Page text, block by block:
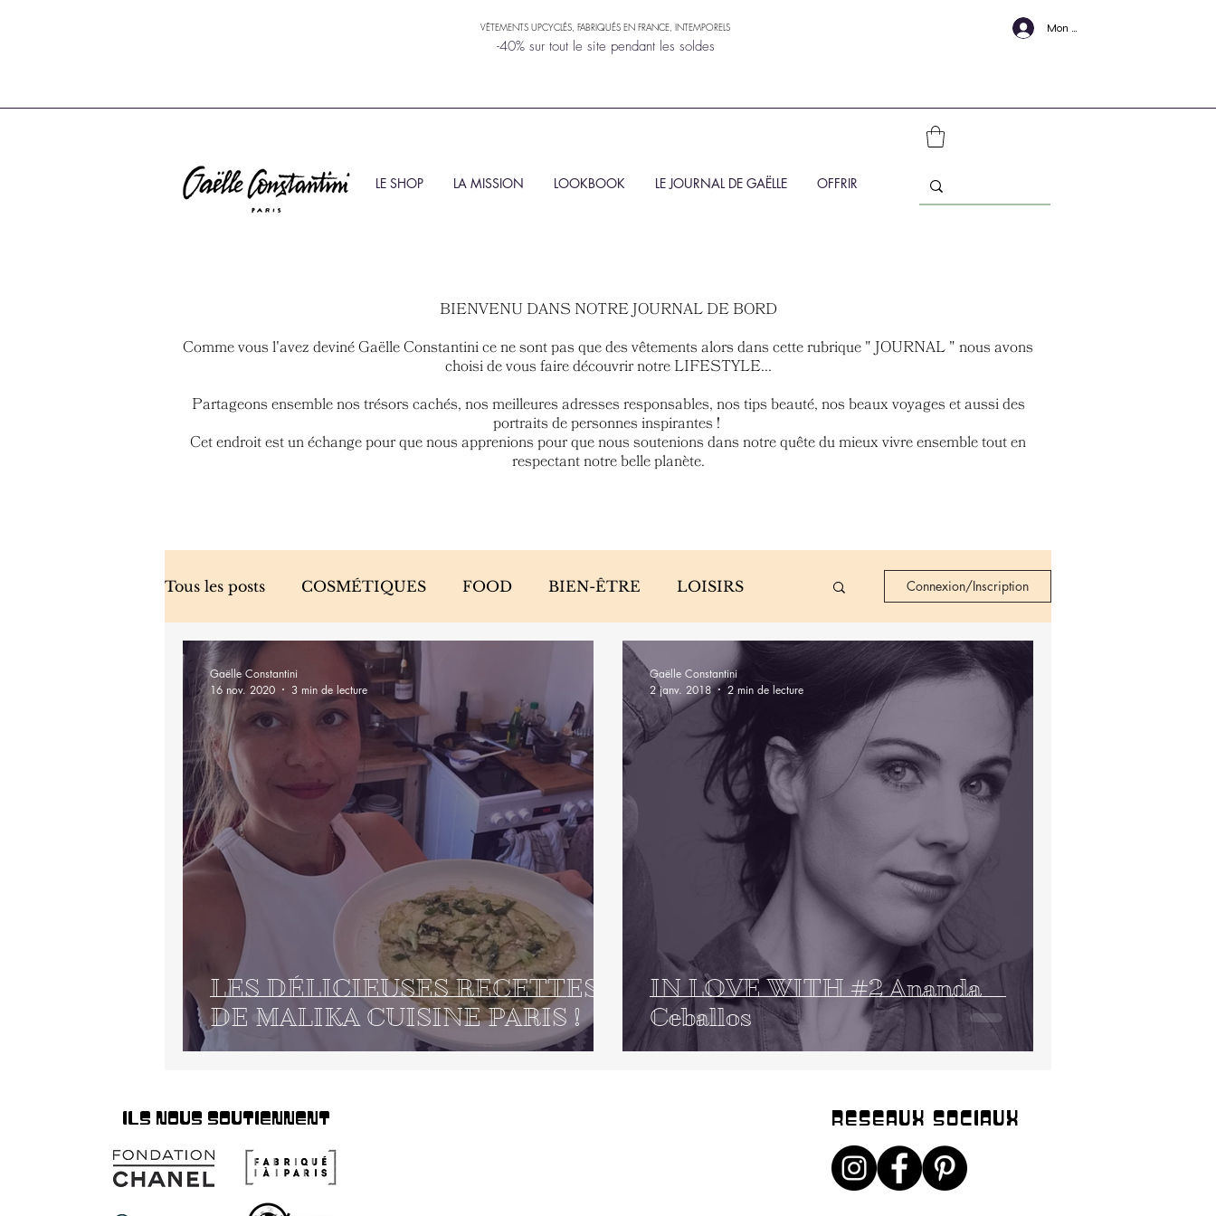
VÊTEMENTS UPCYCLÉS, FABRIQUÉS EN FRANCE, INTEMPORELS
-40% sur tout le site pendant les soldes
Mon Compte
LE SHOP LA MISSION LOOKBOOK LE JOURNAL DE GAËLLE OFFRIR
BIENVENU DANS NOTRE JOURNAL DE BORD
Comme vous l'avez deviné Gaëlle Constantini ce ne sont pas que des vêtements alors dans cette rubrique " JOURNAL " nous avons
choisi de vous faire découvrir notre LIFESTYLE...
Partageons ensemble nos trésors cachés, nos meilleures adresses responsables, nos tips beauté, nos beaux voyages et aussi des
portraits de personnes inspirantes !
Cet endroit est un échange pour que nous apprenions pour que nous soutenions dans notre quête du mieux vivre ensemble tout en
respectant notre belle planète.
Tous les posts COSMÉTIQUES FOOD BIEN-ÊTRE LOISIRS Connexion/Inscription
LES DÉLICIEUSES RECETTES
DE MALIKA CUISINE PARIS !
Gaëlle Constantini
16 nov. 2020
3 min de lecture
IN LOVE WITH #2 Ananda
Ceballos
Gaëlle Constantini
2 janv. 2018
2 min de lecture
ILS NOUS SOUTIENNENT RESEAUX SOCIAUX